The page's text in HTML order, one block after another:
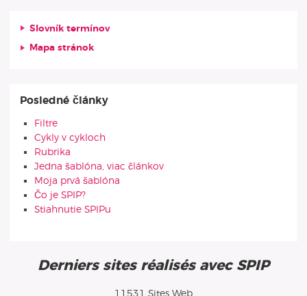
Slovník termínov
Mapa stránok
Posledné články
Filtre
Cykly v cykloch
Rubrika
Jedna šablóna, viac článkov
Moja prvá šablóna
Čo je SPIP?
Stiahnutie SPIPu
Derniers sites réalisés avec SPIP